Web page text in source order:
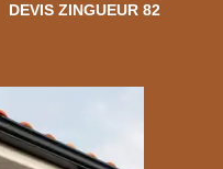
DEVIS ZINGUEUR 82